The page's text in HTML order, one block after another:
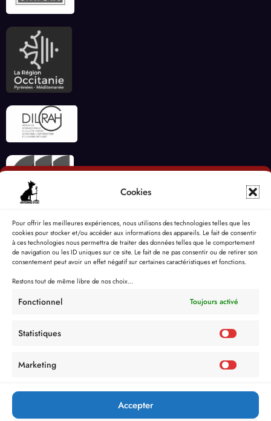
Cookies
Pour offrir les meilleures expériences, nous utilisons des technologies telles que les
cookies pour stocker et/ou accéder aux informations des appareils. Le fait de consentir
à ces technologies nous permettra de traiter des données telles que le comportement
de navigation ou les ID uniques sur ce site. Le fait de ne pas consentir ou de retirer son
consentement peut avoir un effet négatif sur certaines caractéristiques et fonctions.
Restons tout de même libre de nos choix...
Fonctionnel Toujours activé
Statistiques
Marketing
Accepter